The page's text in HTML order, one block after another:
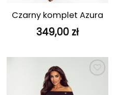
Czarny komplet Azura
349,00 zł
ulubionych